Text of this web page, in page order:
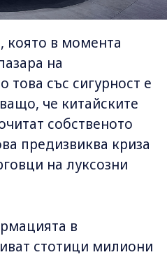
която в момента
на
това със сигурност е
че китайските
собственото
предизвиква криза
на луксозни
в
стотици милиони